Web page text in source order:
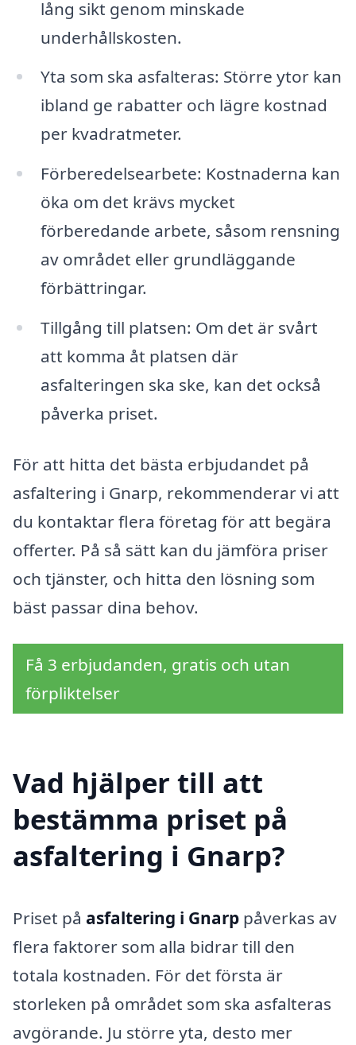
lång sikt genom minskade
underhållskosten.
Yta som ska asfalteras: Större ytor kan
ibland ge rabatter och lägre kostnad
per kvadratmeter.
Förberedelsearbete: Kostnaderna kan
öka om det krävs mycket
förberedande arbete, såsom rensning
av området eller grundläggande
förbättringar.
Tillgång till platsen: Om det är svårt
att komma åt platsen där
asfalteringen ska ske, kan det också
påverka priset.
För att hitta det bästa erbjudandet på
asfaltering i Gnarp, rekommenderar vi att
du kontaktar flera företag för att begära
offerter. På så sätt kan du jämföra priser
och tjänster, och hitta den lösning som
bäst passar dina behov.
Få 3 erbjudanden, gratis och utan
förpliktelser
Vad hjälper till att
bestämma priset på
asfaltering i Gnarp?
Priset på asfaltering i Gnarp påverkas av
flera faktorer som alla bidrar till den
totala kostnaden. För det första är
storleken på området som ska asfalteras
avgörande. Ju större yta, desto mer